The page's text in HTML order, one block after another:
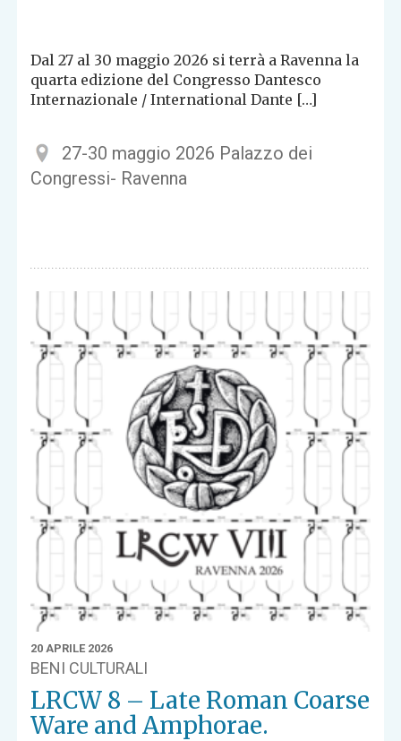
Dal 27 al 30 maggio 2026 si terrà a Ravenna la
quarta edizione del Congresso Dantesco
Internazionale / International Dante […]
27-30 maggio 2026 Palazzo dei
Congressi- Ravenna
20 APRILE 2026
BENI CULTURALI
LRCW 8 – Late Roman Coarse
Ware and Amphorae.